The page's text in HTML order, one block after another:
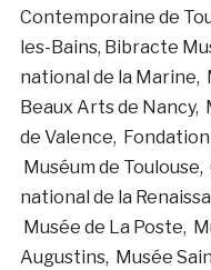
Contemporaine de
les-Bains, Bibracte
national de la Marine,
Beaux Arts de
de Valence,
Muséum de
national de la
Musée de La Poste,
Augustins, Musée